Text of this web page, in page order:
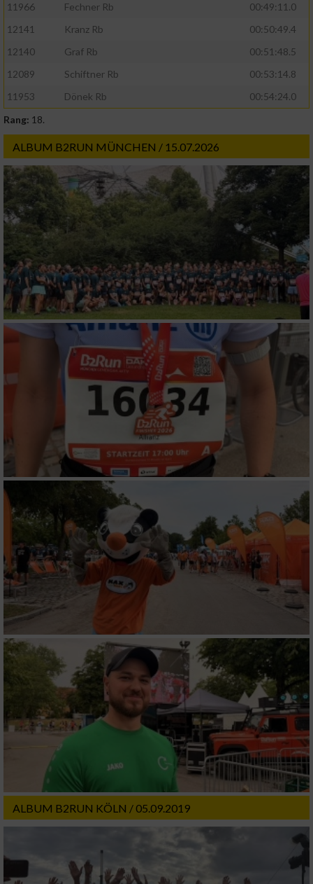
11966 Fechner Rb
00:49:11.0
12141
Kranz Rb
00:50:49.4
12140
Graf Rb
00:51:48.5
12089
Schiftner Rb
00:53:14.8
11953
Dönek Rb
00:54:24.0
Rang: 18.
ALBUM B2RUN MÜNCHEN / 15.07.2026
ALBUM B2RUN KÖLN / 05.09.2019